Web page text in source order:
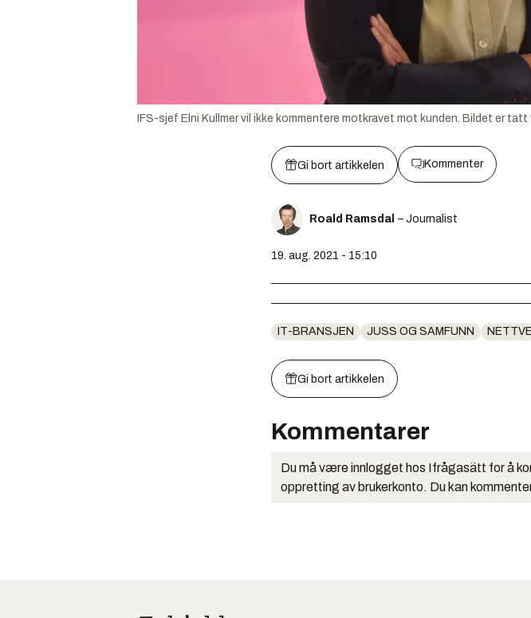
IFS-sjef Elni Kullmer vil ikke kommentere motkravet mot kunden. Bildet er tatt
Gi bort artikkelen Kommenter
Roald Ramsdal – Journalist
19. aug. 2021 - 15:10
IT-BRANSJEN JUSS OG SAMFUNN
Gi bort artikkelen
Kommentarer
Du må være innlogget hos Ifrågasätt for å
oppretting av brukerkonto. Du kan